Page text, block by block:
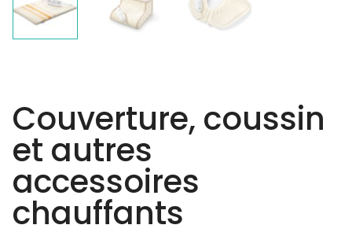
Couverture, coussin
et autres
accessoires
chauffants